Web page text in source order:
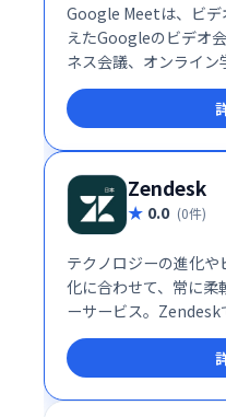
Google Meetは、ビデ
えたGoogleのビデオ
ネス会議、オンライ
なシーンで活用でき
ーフェースで、スムー
現。場所を選ばず、
を可能にします。 無
ニーズにも対応する柔
Zendesk
0.0 (0件)
テクノロジーの進化
化に合わせて、常に柔
ーサービス。Zendesk
し、お客様の期待値